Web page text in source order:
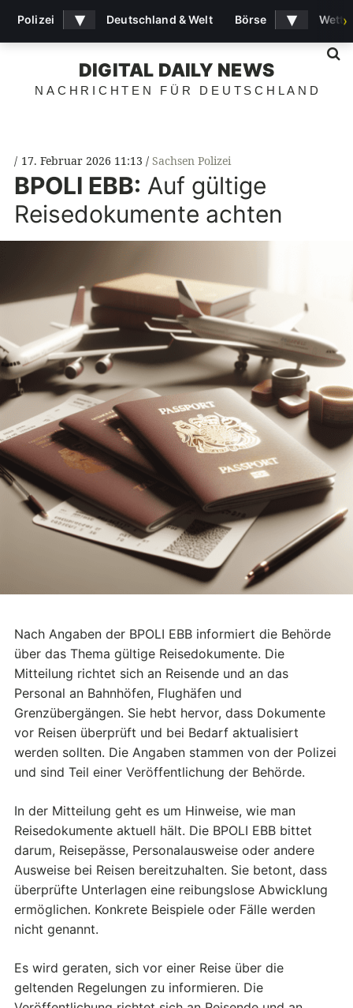
DIGITAL DAILY NEWS
NACHRICHTEN FÜR DEUTSCHLAND
17. Februar 2026 11:13 Sachsen Polizei
BPOLI EBB: Auf gültige
Reisedokumente achten
Nach Angaben der BPOLI EBB informiert die Behörde
über das Thema gültige Reisedokumente. Die
Mitteilung richtet sich an Reisende und an das
Personal an Bahnhöfen, Flughäfen und
Grenzübergängen. Sie hebt hervor, dass Dokumente
vor Reisen überprüft und bei Bedarf aktualisiert
werden sollten. Die Angaben stammen von der Polizei
und sind Teil einer Veröffentlichung der Behörde.
In der Mitteilung geht es um Hinweise, wie man
Reisedokumente aktuell hält. Die BPOLI EBB bittet
darum, Reisepässe, Personalausweise oder andere
Ausweise bei Reisen bereitzuhalten. Sie betont, dass
überprüfte Unterlagen eine reibungslose Abwicklung
ermöglichen. Konkrete Beispiele oder Fälle werden
nicht genannt.
Es wird geraten, sich vor einer Reise über die
geltenden Regelungen zu informieren. Die
Polizei ▾ Deutschland & Welt Börse ▾ ›